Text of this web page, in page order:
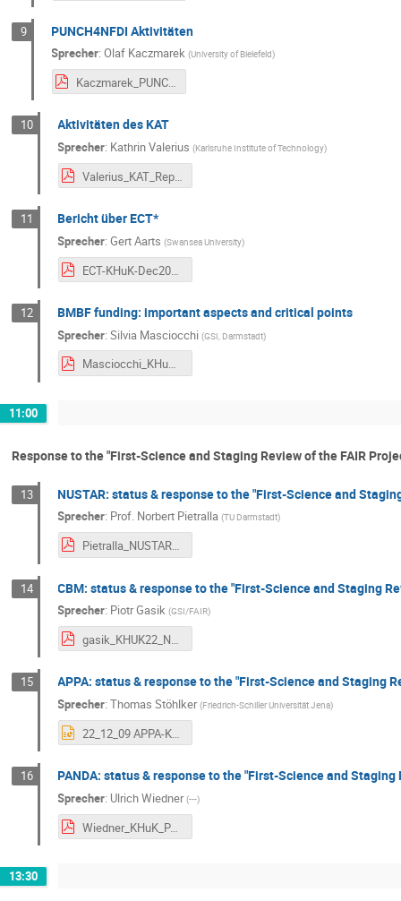
9 PUNCH4NFDI Aktivitäten
Sprecher:Olaf Kaczmarek (University of Bielefeld)
Kaczmarek_PUNCH4NFDI_KHUK_2022.pdf
10 Aktivitäten des KAT
Sprecher: Kathrin Valerius (Karlsruhe Institute of Technology)
Valerius_KAT_Report_2022.pdf
11 Bericht über ECT*
Sprecher:Gert Aarts (Swansea University)
ECT-KHuK-Dec2022.pdf
12 BMBF funding: important aspects and critical points
Sprecher:Silvia Masciocchi (GSI, Darmstadt)
Masciocchi_KHuK_2022.pdf
11:00
Response to the "First-Science and Staging Review of the FAIR
13 NUSTAR: status & response to the "First-Science and
Sprecher: Prof. Norbert Pietralla (TU Darmstadt)
Pietralla_NUSTAR_KHuK2022.pdf
14 CBM: status & response to the "First-Science and Staging
Sprecher: Piotr Gasik (GSI/FAIR)
gasik_KHUK22_NF.pdf
15 APPA: status & response to the "First-Science and Staging
Sprecher:Thomas Stöhlker (Friedrich-Schiller Universität Jena)
22_12_09 APPA-KHUK Stoehlker (1).pptx
16 PANDA: status & response to the "First-Science and Staging
Sprecher: Ulrich Wiedner (---)
Wiedner_KHuK_PANDA.pdf
13:30